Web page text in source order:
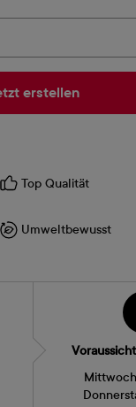
erstellen
Top Qualität
Umweltbewusst